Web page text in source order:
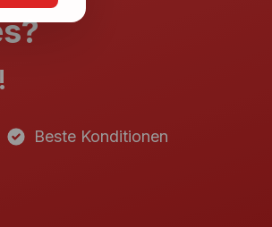
Beste Konditionen